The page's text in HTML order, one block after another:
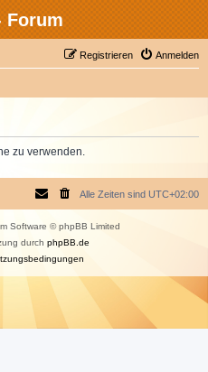
Forum
Anmelden
Registrieren
zu verwenden.
Alle Zeiten sind UTC+02:00
Software © phpBB Limited
durch phpBB.de